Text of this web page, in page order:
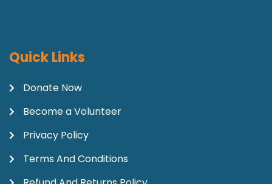
Quick Links
Donate Now
Become a Volunteer
Privacy Policy
Terms And Conditions